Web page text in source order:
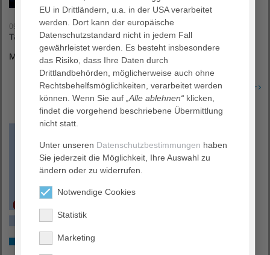
09. September 2026
Tag der Schöpfung
Mittwoch, 09.09.2026, 14 Uhr, AGAPLESION SIMEONSTIFT
Erfahren Sie mehr
EU in Drittländern, u.a. in der USA verarbeitet
werden. Dort kann der europäische
Datenschutzstandard nicht in jedem Fall
gewährleistet werden. Es besteht insbesondere
das Risiko, dass Ihre Daten durch
Drittlandbehörden, möglicherweise auch ohne
Rechtsbehelfsmöglichkeiten, verarbeitet werden
können. Wenn Sie auf „Alle ablehnen“ klicken,
findet die vorgehend beschriebene Übermittlung
nicht statt.
Unter unseren Datenschutzbestimmungen haben
Sie jederzeit die Möglichkeit, Ihre Auswahl zu
ändern oder zu widerrufen.
Notwendige Cookies
Statistik
Marketing